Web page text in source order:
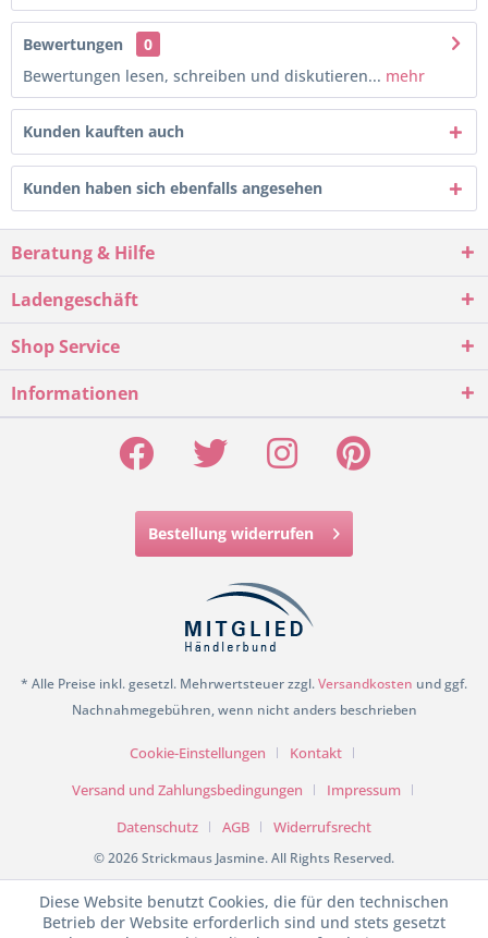
Bewertungen
0
Bewertungen lesen, schreiben und diskutieren... mehr
Kunden kauften auch
Kunden haben sich ebenfalls angesehen
Beratung & Hilfe
Ladengeschäft
Shop Service
Informationen
Bestellung widerrufen
* Alle Preise inkl. gesetzl. Mehrwertsteuer zzgl.Versandkosten und ggf.
Nachnahmegebühren, wenn nicht anders beschrieben
Cookie-Einstellungen
Kontakt
Versand und Zahlungsbedingungen
Impressum
Datenschutz
AGB Widerrufsrecht
© 2026 Strickmaus Jasmine. All Rights Reserved.
Diese Website benutzt Cookies, die für den technischen
Betrieb der Website erforderlich sind und stets gesetzt